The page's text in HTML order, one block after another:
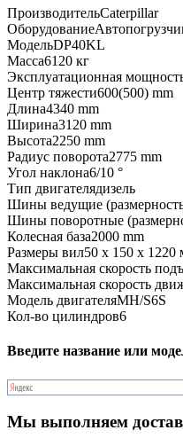
ПроизводительCaterpillar
Оборудование
МодельDP40KL
Масса6120 кг
Эксплуатационная
Центр тяжести600(500) mm
Длина4340 mm
Ширина3120 mm
Высота2250 mm
Радиус поворота2775 mm
Угол наклона6/10 °
Тип двигателядизель
Шины ведущие
Шины поворотные
Колесная база2000 mm
Размеры вил50 x 150 x 1220
Максимальная скорость
Максимальная скорость
Модель двигателяMH/S6S
Кол-во цилиндров6
Введите название или
Мы выполняем